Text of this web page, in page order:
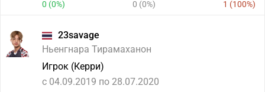
0 (0%) 0 (0%) 1 (100%)
23savage
Ньенгнара Тирамаханон
Игрок (Керри)
c 04.09.2019 по 28.07.2020